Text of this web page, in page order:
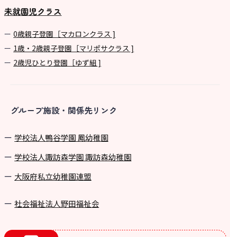
未就園児クラス
0歳親子登園［マカロンクラス ]
1歳・2歳親子登園［マリポサクラス ]
2歳児ひとり登園［ゆず組 ]
グループ施設・関係先リンク
学校法⼈鴨⾕学園 鳳幼稚園
学校法⼈諏訪森学園 諏訪森幼稚園
⼤阪府私⽴幼稚園連盟
社会福祉法人野田福祉会